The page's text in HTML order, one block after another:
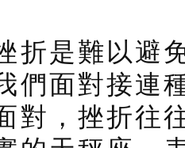
折是難以避
們面對接連
對，挫折往